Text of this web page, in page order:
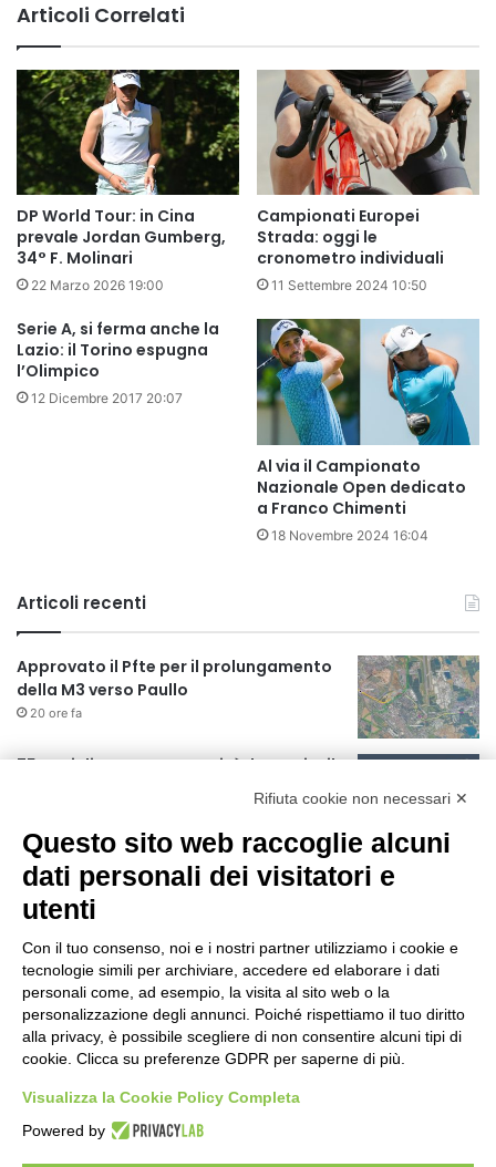
Articoli Correlati
DP World Tour: in Cina
prevale Jordan Gumberg,
34° F. Molinari
22 Marzo 2026 19:00
Campionati Europei
Strada: oggi le
cronometro individuali
11 Settembre 2024 10:50
Serie A, si ferma anche la
Lazio: il Torino espugna
l’Olimpico
12 Dicembre 2017 20:07
Al via il Campionato
Nazionale Open dedicato
a Franco Chimenti
18 Novembre 2024 16:04
Articoli recenti
Approvato il Pfte per il prolungamento
della M3 verso Paullo
20 ore fa
75 anni di INFN. La comunità, la storia, il
20 ore fa
Milano Aiuta Estate, 1600 prestazioni di
assistenza attivate
22 ore fa
Il potenziale invisibile: come la
curiosità guida l’evoluzione umana
1 giorno fa
Milano tra tradizione e mutamento: il
battito sottile di una metropoli in
1 giorno fa
Rifiuta cookie non necessari ✕
Questo sito web raccoglie alcuni
dati personali dei visitatori e
utenti
Con il tuo consenso, noi e i nostri partner utilizziamo i cookie e
tecnologie simili per archiviare, accedere ed elaborare i dati
personali come, ad esempio, la visita al sito web o la
personalizzazione degli annunci. Poiché rispettiamo il tuo diritto
alla privacy, è possibile scegliere di non consentire alcuni tipi di
cookie. Clicca su preferenze GDPR per saperne di più.
Visualizza la Cookie Policy Completa
Powered by